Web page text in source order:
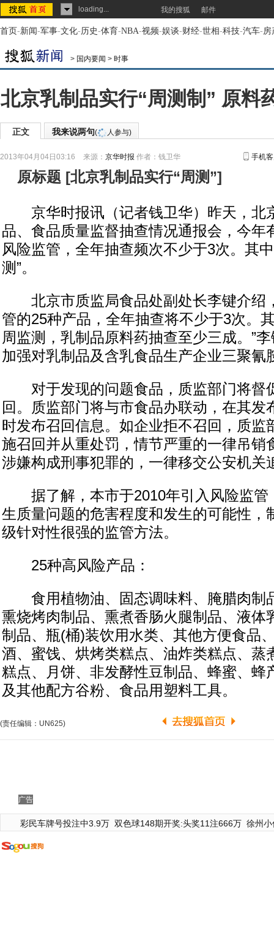
loading... 我的搜狐 邮件
首页-新闻-军事-文化-历史-体育-NBA-视频-娱谈-财经-世相-科技-汽车-房
> 国内要闻 > 时事
北京乳制品实行“周测制” 原料
正文 我来说两句( 人参与)
2013年04月04日03:16 来源： 京华时报 作者：钱卫华 手机
原标题 [北京乳制品实行“周测”]
京华时报讯（记者钱卫华）昨天，北
品、食品质量监督抽查情况通报会，今年
风险监管，全年抽查频次不少于3次。其
测”。
北京市质监局食品处副处长李键介绍
管的25种产品，全年抽查将不少于3次。
周监测，乳制品原料药抽查至少三成。”
加强对乳制品及含乳食品生产企业三聚氰
对于发现的问题食品，质监部门将督
回。质监部门将与市食品办联动，在其发
时发布召回信息。如企业拒不召回，质监
施召回并从重处罚，情节严重的一律吊销
涉嫌构成刑事犯罪的，一律移交公安机关
据了解，本市于2010年引入风险监管
生质量问题的危害程度和发生的可能性，
级针对性很强的监管方法。
25种高风险产品：
食用植物油、固态调味料、腌腊肉制
熏烧烤肉制品、熏煮香肠火腿制品、液体
制品、瓶(桶)装饮用水类、其他方便食品
酒、蜜饯、烘烤类糕点、油炸类糕点、蒸
糕点、月饼、非发酵性豆制品、蜂蜜、蜂
及其他配方谷粉、食品用塑料工具。
(责任编辑：UN625)
广告
彩民车牌号投注中3.9万 双色球148期开奖:头奖11注666万 徐州